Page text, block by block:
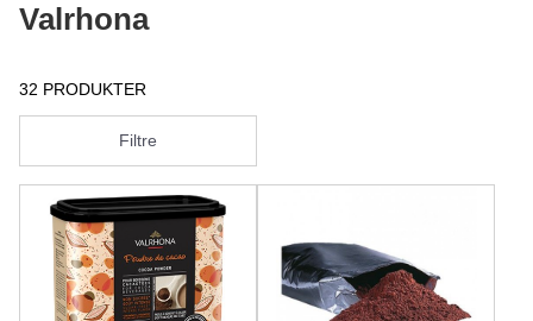
Valrhona
32 PRODUKTER
Filtre